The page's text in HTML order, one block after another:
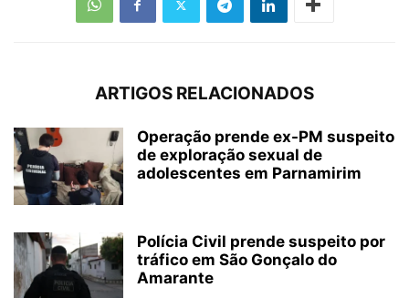
ARTIGOS RELACIONADOS
Operação prende ex-PM suspeito
de exploração sexual de
adolescentes em Parnamirim
Polícia Civil prende suspeito por
tráfico em São Gonçalo do
Amarante